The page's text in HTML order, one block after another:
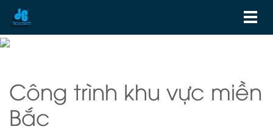
Công trình khu vực miền
Bắc